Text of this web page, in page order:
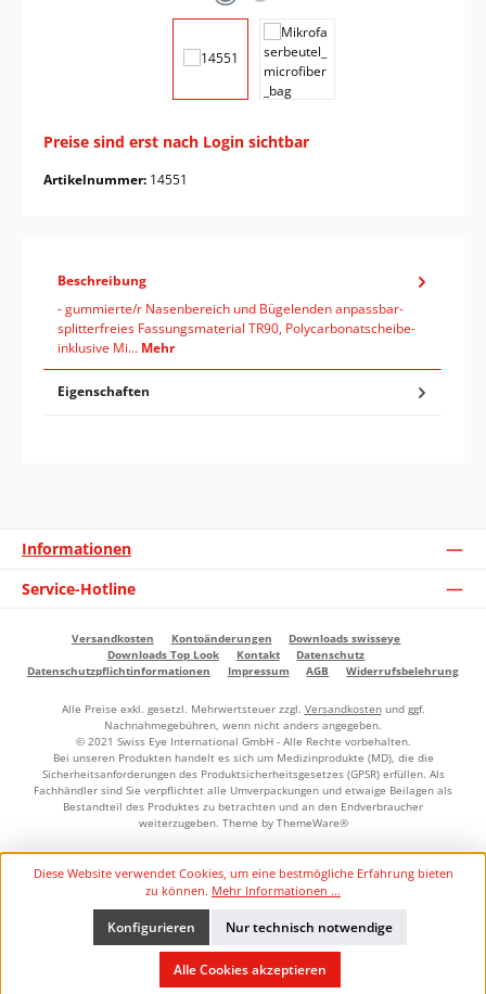
Preise sind erst nach Login sichtbar
Artikelnummer: 14551
Beschreibung
- gummierte/r Nasenbereich und Bügelenden anpassbar-
splitterfreies Fassungsmaterial TR90, Polycarbonatscheibe-
inklusive Mi… Mehr
Eigenschaften
Informationen
Service-Hotline
Versandkosten Kontoänderungen
Downloads swisseye
Downloads Top Look
Kontakt
Datenschutz
Datenschutzpflichtinformationen
Impressum AGB Widerrufsbelehrung
Alle Preise exkl. gesetzl. Mehrwertsteuer zzgl. Versandkostenund ggf.
Nachnahmegebühren, wenn nicht anders angegeben.
© 2021 Swiss Eye International GmbH - Alle Rechte vorbehalten.
Bei unseren Produkten handelt es sich um Medizinprodukte (MD), die die
Sicherheitsanforderungen des Produktsicherheitsgesetzes (GPSR) erfüllen. Als
Fachhändler sind Sie verpflichtet alle Umverpackungen und etwaige Beilagen als
Bestandteil des Produktes zu betrachten und an den Endverbraucher
weiterzugeben. Theme by ThemeWare®
Diese Website verwendet Cookies, um eine bestmögliche Erfahrung bieten
zu können. Mehr Informationen ...
Nur technisch notwendige
Konfigurieren
Alle Cookies akzeptieren